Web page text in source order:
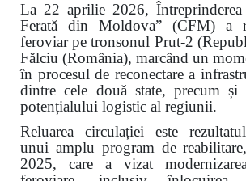
La 22 aprilie 2026, Întreprinderea
Ferată din Moldova” (CFM) a
feroviar pe tronsonul Prut-2
Fălciu (România), marcând un
în procesul de reconectare a
dintre cele două state, precum și
potențialului logistic al regiunii.
Reluarea circulației este
unui amplu program de
2025, care a vizat